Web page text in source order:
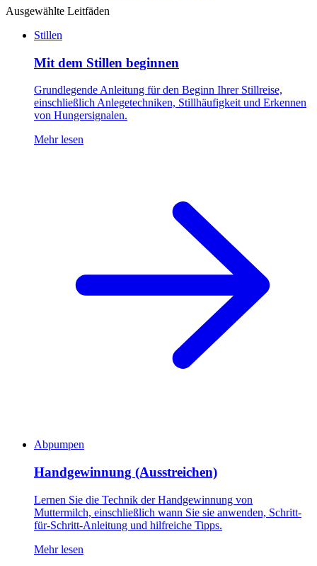
Ausgewählte Leitfäden
Stillen
Mit dem Stillen beginnen
Grundlegende Anleitung für den Beginn Ihrer Stillreise,
einschließlich Anlegetechniken, Stillhäufigkeit und Erkennen
von Hungersignalen.
Mehr lesen
Abpumpen
Handgewinnung (Ausstreichen)
Lernen Sie die Technik der Handgewinnung von
Muttermilch, einschließlich wann Sie sie anwenden, Schritt-
für-Schritt-Anleitung und hilfreiche Tipps.
Mehr lesen